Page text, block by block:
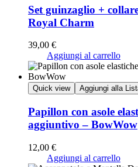
Set guinzaglio +
Royal Charm
39,00 €
Aggiungi al carrello
Quick view Aggiungi alla
Papillon con asole
aggiuntivo – BowWow
12,00 €
Aggiungi al carrello